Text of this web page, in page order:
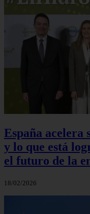
España acelera
y lo que está
el futuro de la
18/02/2026